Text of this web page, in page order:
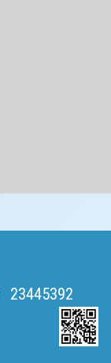
23445392